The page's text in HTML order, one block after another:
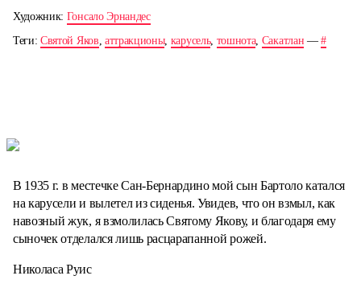
Художник: Гонсало Эрнандес
Теги:Святой Яков аттракционы, карусель, тошнота, Сакатлан —#
В 1935 г. в местечке Сан-Бернардино мой сын Бартоло катался
на карусели и вылетел из сиденья. Увидев, что он взмыл, как
навозный жук, я взмолилась Святому Якову, и благодаря ему
сыночек отделался лишь расцарапанной рожей.
Николаса Руис